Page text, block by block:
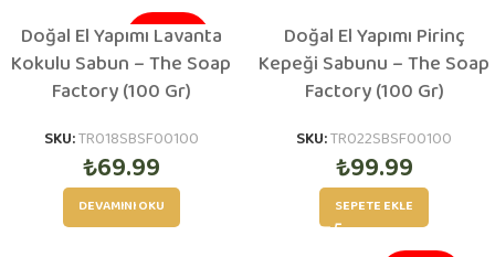
TÜKENDI
Doğal El Yapımı Lavanta
Kokulu Sabun – The Soap
Factory (100 Gr)
SKU:TR018SBSF00100
₺69.99
DEVAMINI OKU
Doğal El Yapımı Pirinç
Kepeği Sabunu – The Soap
Factory (100 Gr)
SKU:TR022SBSF00100
₺99.99
SEPETE EKLE